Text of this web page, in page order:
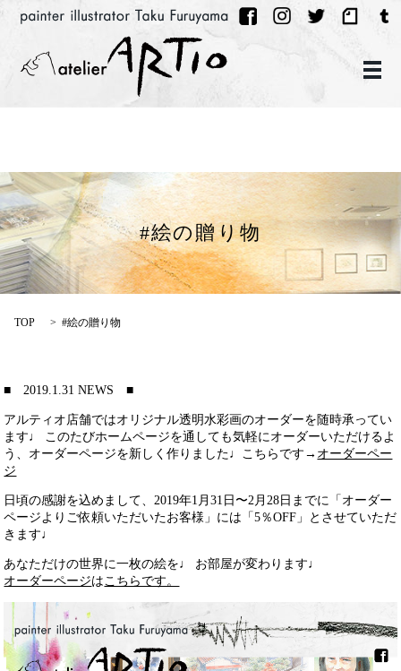
メ
#絵の贈り物
TOP #絵の贈り物
■ 2019.1.31 NEWS ■
アルティオ店舗ではオリジナル透明水彩画のオーダーを随時承ってい
ます♩ このたびホームページを通しても気軽にオーダーいただけるよ
う、オーダーページを新しく作りました♩こちらです→ オーダーペー
ジ
日頃の感謝を込めまして、2019年1月31日〜2月28日までに「オーダー
ページよりご依頼いただいたお客様」には「5％OFF」とさせていただ
きます♩
あなただけの世界に一枚の絵を♩ お部屋が変わります♩
オーダーページはこちらです。